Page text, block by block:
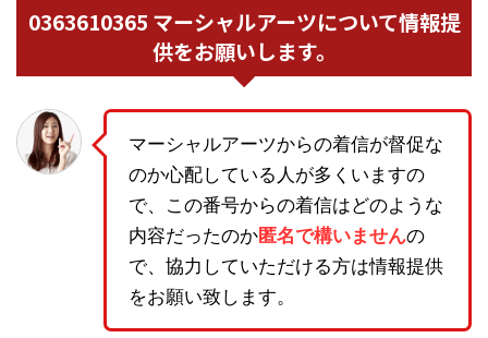
0363610365 マーシャルアーツについて情報提
供をお願いします。
マーシャルアーツからの着信が督促な
のか心配している人が多くいますの
で、この番号からの着信はどのような
内容だったのか匿名で構いませんの
で、協力していただける方は情報提供
をお願い致します。